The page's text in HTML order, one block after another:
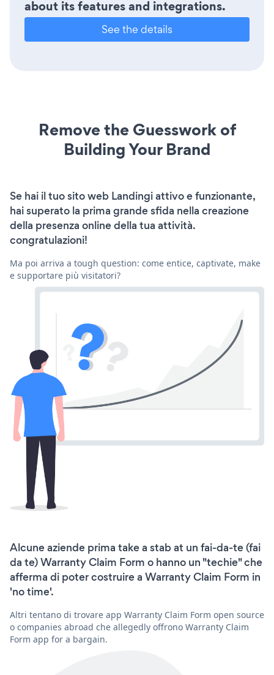
about its features and integrations.
See the details
Remove the Guesswork of
Building Your Brand
Se hai il tuo sito web Landingi attivo e funzionante,
hai superato la prima grande sfida nella creazione
della presenza online della tua attività.
congratulazioni!
Ma poi arriva a tough question: come entice, captivate, make
e supportare più visitatori?
Alcune aziende prima take a stab at un fai-da-te (fai
da te) Warranty Claim Form o hanno un "techie" che
afferma di poter costruire a Warranty Claim Form in
'no time'.
Altri tentano di trovare app Warranty Claim Form open source
o companies abroad che allegedly offrono Warranty Claim
Form app for a bargain.